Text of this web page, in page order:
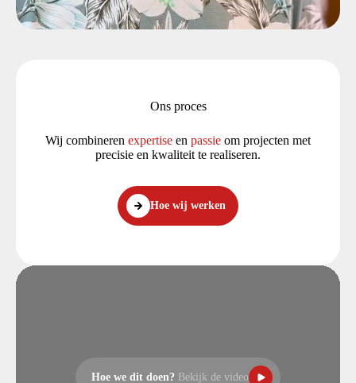
Ons proces
Wij combineren expertise en passie om projecten met
precisie en kwaliteit te realiseren.
Hoe wij werken
Hoe we dit doen? Bekijk de video